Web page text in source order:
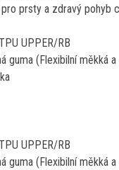
prsty a zdravý pohyb
UPPER/RB
guma (Flexibilní měkká
UPPER/RB
guma (Flexibilní měkká